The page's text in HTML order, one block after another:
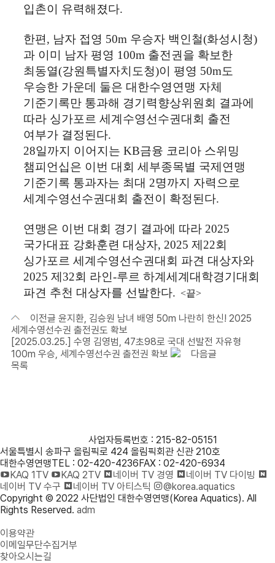
입촌이 유력해졌다.
한편 , 남자 접영 50m 우승자 백인철(화성시청)
과 이미 남자 평영 100m 출전권을 확보한
최동열(강원특별자치도청)이 평영 50m도
우승한 가운데 둘은 대한수영연맹 자체
기준기록만 통과해 경기력향상위원회 결과에
따라 싱가포르 세계수영선수권대회 출전
여부가 결정된다.
28일까지 이어지는 KB금융 코리아 스위밍
챔피언십은 이번 대회 세부종목별 국제연맹
기준기록 통과자는 최대 2명까지 자력으로
세계수영선수권대회 출전이 확정된다.
연맹은 이번 대회 경기 결과에 따라 2025
국가대표 강화훈련 대상자, 2025 제 22회
싱가포르 세계수영선수권대회 파견 대상자와
2025 제 32회 라인-루르 하계세계대학경기대회
파견 추천 대상자를 선발한다. <끝>
이전글 윤지환, 김승원 남녀 배영 50m 나란히 한신! 2025
세계수영선수권 출전권도 확보
[2025.03.25.] 수영 김영범, 47초98로 국대 선발전 자유형
100m 우승, 세계수영선수권 출전권 확보
다음글
목록
사업자등록번호 : 215-82-05151
서울특별시 송파구 올림픽로 424 올림픽회관 신관 210호
대한수영연맹TEL : 02-420-4236FAX : 02-420-6934
KAQ 1TV
KAQ 2TV 네이버 TV 경영
네이버 TV 다이빙
네이버 TV 수구
네이버 TV 아티스틱
@korea.aquatics
Copyright © 2022 사단법인 대한수영연맹(Korea Aquatics). All
Rights Reserved. adm
이용약관
이메일무단수집거부
찾아오시는길